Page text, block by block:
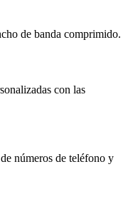
de banda comprimido.
con las
números de teléfono y